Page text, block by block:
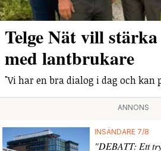
Telge Nät vill
med lantbrukare
"Vi har en bra dialog i dag och kan
ANNONS
INSÄNDARE 7/8
"DEBATT: Ett